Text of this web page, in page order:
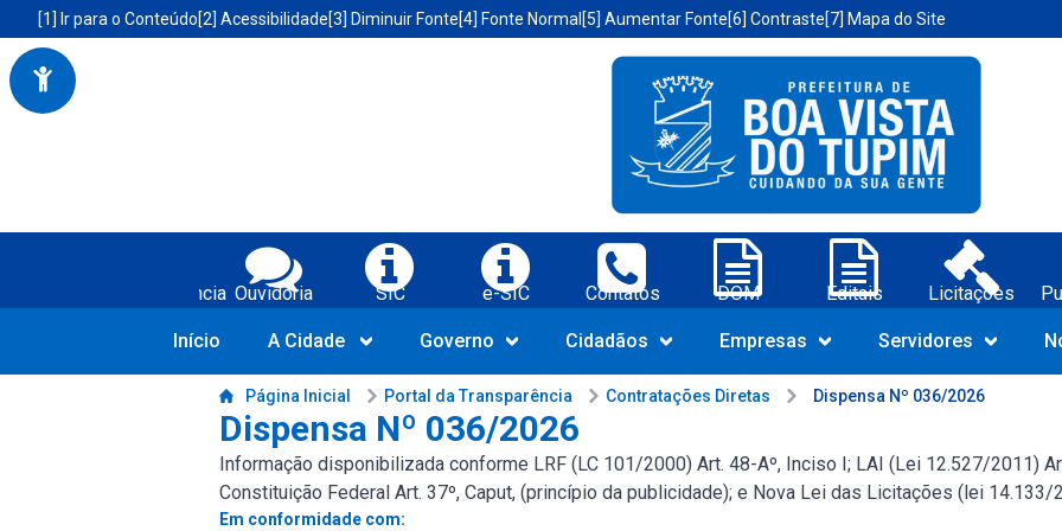
Portal da Prefeitura Municipal de Boa Vista do Tupim-BA
Acessibilidade da Prefeitura de Boa Vista do Tupim-BA
[1] Ir para o Conteúdo[2] Acessibilidade[3] Diminuir Fonte[4] Fonte Normal [5] Aumentar Fonte[6] Contraste[7] Mapa do Site
Serviços da Prefeitura Municipal de Boa Vista do Tupim-BA;
Transparência Ouvidoria SIC e-SIC Contatos DOM Editais Licitações
Navegue pelo portal da
Início A Cidade Governo Cidadãos Empresas Servidores
Conteúdo da Prefeitura de Boa Vista do Tupim-BA
Página Inicial Portal da Transparência Contratações Diretas Dispensa Nº 036/2026
Dispensa Nº 036/2026
Informação disponibilizada conforme LRF (LC 101/2000) Art. 48-Aº, Inciso I; LAI (Lei 12.527/2011)
Constituição Federal Art. 37º, Caput, (princípio da publicidade); e Nova Lei das Licitações (lei 14.133/
Em conformidade com: